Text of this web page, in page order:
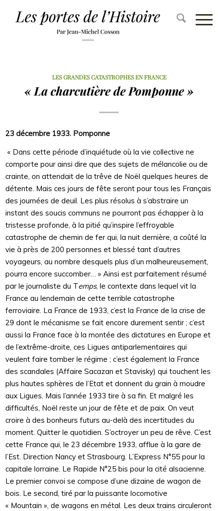
LES GRANDES CATASTROPHES EN FRANCE
« La charcutière de Pomponne »
23 décembre 1933. Pomponne
« Dans cette période d’inquiétude où la vie collective ne
comporte pour ainsi dire que des sujets de mélancolie ou de
crainte, on attendait de la trêve de Noël quelques heures de
détente. Mais ces jours de fête seront pour tous les Français
des journées de deuil. Les plus résolus à s’abstraire un
instant des soucis communs ne pourront pas échapper à la
tristesse profonde, à la pitié qu’inspire l’effroyable
catastrophe de chemin de fer qui, la nuit dernière, a coûté la
vie à près de 200 personnes et blessé tant d’autres
voyageurs, au nombre desquels plus d’un malheureusement,
pourra encore succomber… » Ainsi est parfaitement résumé
par le journaliste du Temps, le contexte dans lequel vit la
France au lendemain de cette terrible catastrophe
ferroviaire. La France de 1933, c’est la France de la crise de
29 dont le mécanisme se fait encore durement sentir ; c’est
aussi la France face à la montée des dictatures en Europe et
de l’extrême-droite, ces Ligues antiparlementaires qui
veulent faire tomber le régime ; c’est également la France
des scandales (Affaire Sacazan et Stavisky) qui touchent les
plus hautes sphères de l’Etat et donnent du grain à moudre
aux Ligues. Mais l’année 1933 tire à sa fin. Et malgré les
difficultés, Noël reste un jour de fête et de paix. On veut
croire à des bonheurs futurs au-delà des incertitudes du
moment. Quitter le quotidien. S’octroyer un peu de rêve. C’est
cette France qui, le 23 décembre 1933, afflue à la gare de
l’Est. Direction Nancy et Strasbourg. L’Express N°55 pour la
capitale lorraine. Le Rapide N°25 bis pour la cité alsacienne.
Le premier convoi se compose d’une dizaine de wagon de
bois. Le second, tiré par la puissante locomotive
« Mountain », de wagons en métal. Les deux trains circuleront